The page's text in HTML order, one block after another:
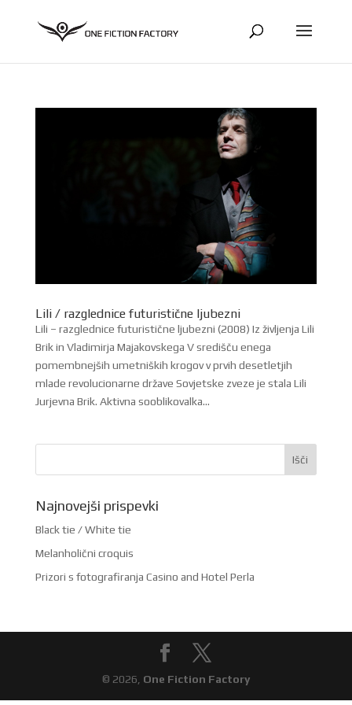
Lili / razglednice futuristične ljubezni
Lili – razglednice futuristične ljubezni (2008) Iz življenja Lili
Brik in Vladimirja Majakovskega V središču enega
pomembnejših umetniških krogov v prvih desetletjih
mlade revolucionarne države Sovjetske zveze je stala Lili
Jurjevna Brik. Aktivna sooblikovalka...
Najnovejši prispevki
Black tie / White tie
Melanholični croquis
Prizori s fotografiranja Casino and Hotel Perla
© 2026, One Fiction Factory